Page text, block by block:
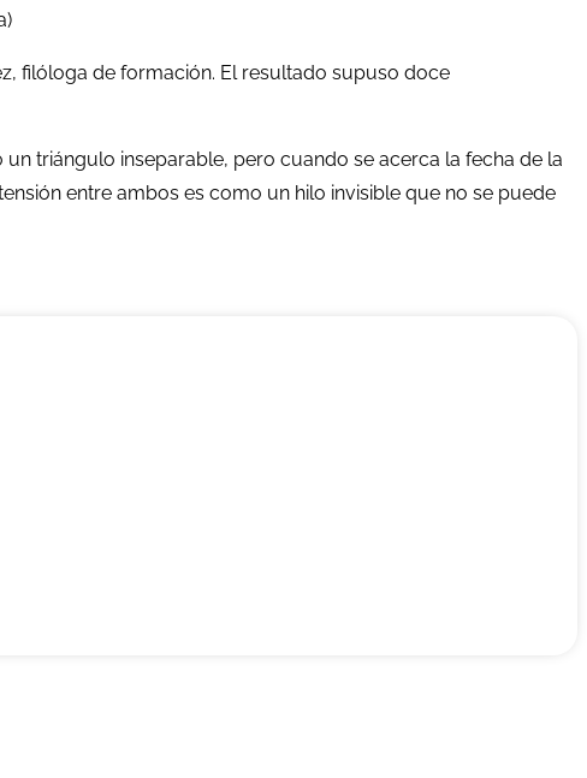
filóloga de formación. El resultado supuso doce
triángulo inseparable, pero cuando se acerca la fecha de la
entre ambos es como un hilo invisible que no se puede